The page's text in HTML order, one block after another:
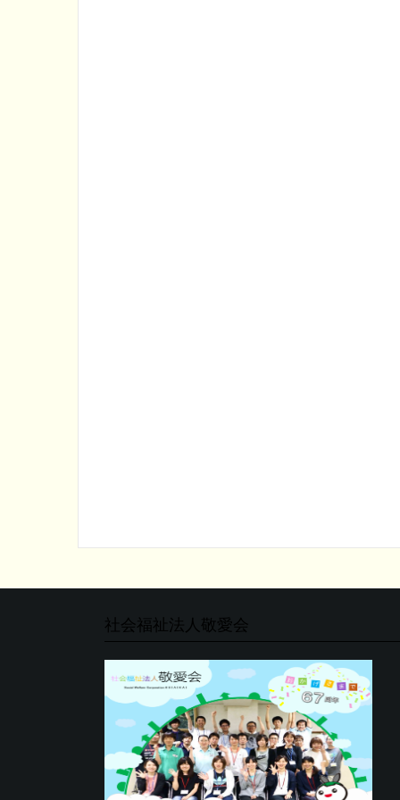
社会福祉法人敬愛会